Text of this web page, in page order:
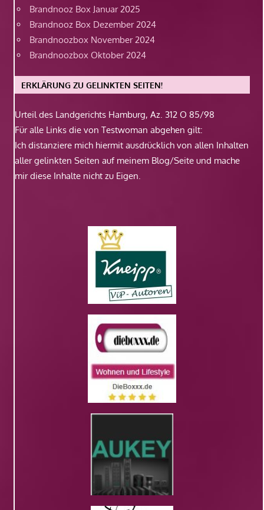
Brandnooz Box Januar 2025
Brandnooz Box Dezember 2024
Brandnoozbox November 2024
Brandnoozbox Oktober 2024
ERKLÄRUNG ZU GELINKTEN SEITEN!
Urteil des Landgerichts Hamburg, Az. 312 O 85/98
Für alle Links die von Testwoman abgehen gilt:
Ich distanziere mich hiermit ausdrücklich von allen Inhalten
aller gelinkten Seiten auf meinem Blog/Seite und mache
mir diese Inhalte nicht zu Eigen.